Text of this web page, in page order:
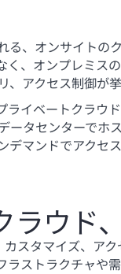
、オンサイト
、オンプレミ
アクセス制御が挙
イベートクラ
タセンターで
マンドでアクセ
ウド
スタマイズ、ア
ストラクチャ